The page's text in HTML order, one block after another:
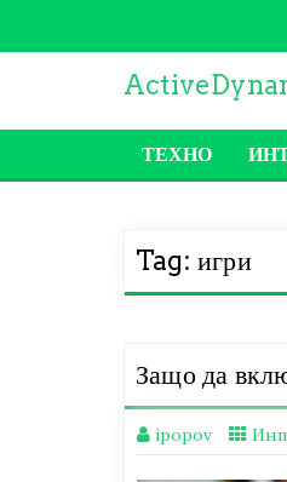
ТЕХНО
Tag: игри
Защо да
ipopov